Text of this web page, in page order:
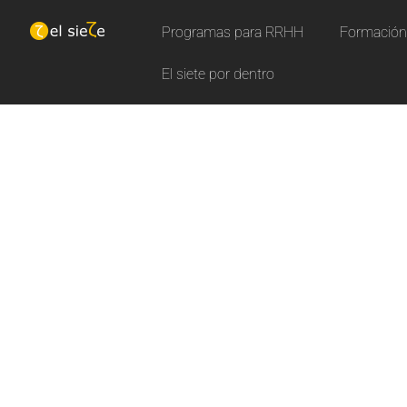
Programas para RRHH
El siete por dentro